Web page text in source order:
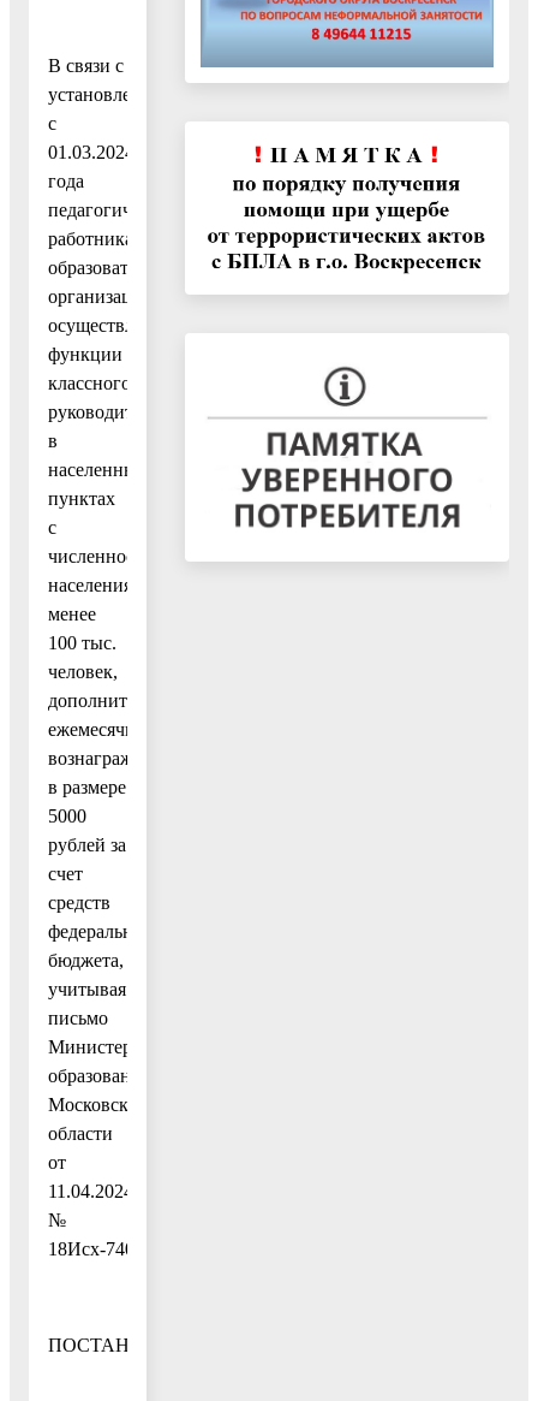
В связи с
установлением
с
01.03.2024
года
педагогическим
работникам
образовательных
организаций,
осуществляющим
функции
классного
руководителя
в
населенных
пунктах
с
численностью
населения
‎менее
100 тыс.
человек,
дополнительного
ежемесячного
вознаграждения
в размере
5000
рублей за
счет
средств
федерального
бюджета,
учитывая
письмо
Министерства
образования
Московской
области
от
11.04.2024
№
18Исх-7401/17,
ПОСТАНОВЛЯЮ: